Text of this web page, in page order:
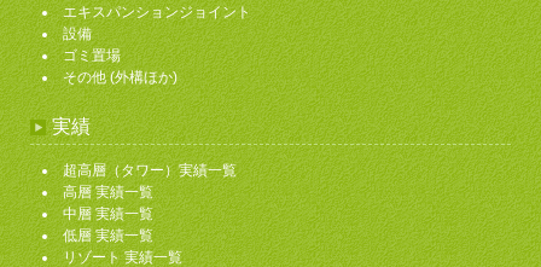
エキスパンションジョイント
設備
ゴミ置場
その他 (外構ほか)
実績
超高層（タワー）実績一覧
高層 実績一覧
中層 実績一覧
低層 実績一覧
リゾート 実績一覧